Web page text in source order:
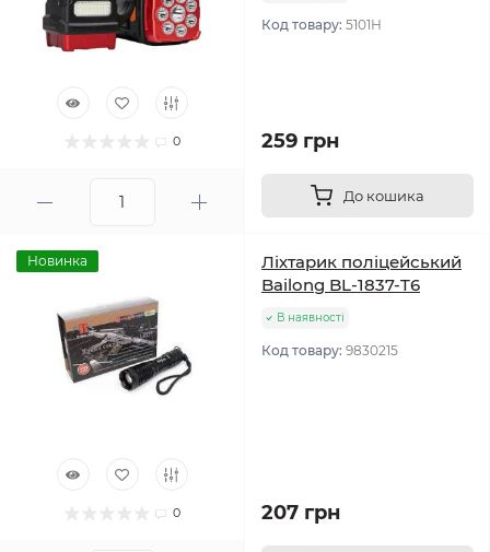
0
Код товару: 5101Н
259 грн
До кошика
Новинка
0
Ліхтарик поліцейський
Bailong BL-1837-T6
В наявності
Код товару: 9830215
207 грн